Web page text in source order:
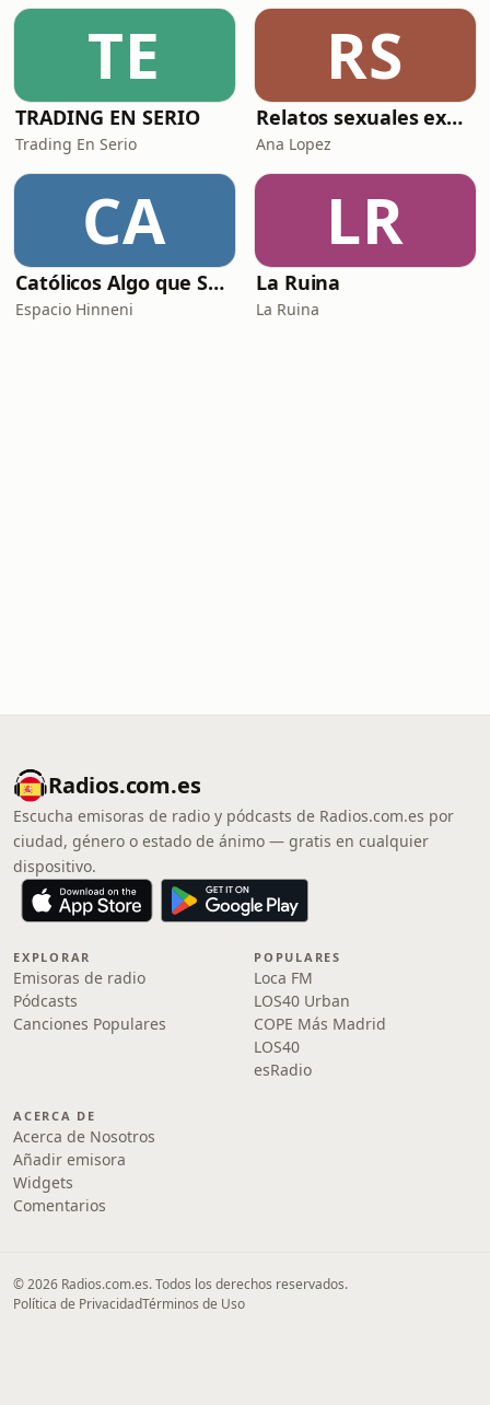
TE
TRADING EN SERIO
Trading En Serio
RS
Relatos sexuales explícitos
Ana Lopez
CA
Católicos Algo que Saber
Espacio Hinneni
LR
La Ruina
La Ruina
Radios.com.es
Escucha emisoras de radio y pódcasts de Radios.com.es por
ciudad, género o estado de ánimo — gratis en cualquier
dispositivo.
EXPLORAR
Emisoras de radio
Pódcasts
Canciones Populares
POPULARES
Loca FM
LOS40 Urban
COPE Más Madrid
LOS40
esRadio
ACERCA DE
Acerca de Nosotros
Añadir emisora
Widgets
Comentarios
© 2026 Radios.com.es. Todos los derechos reservados.
Política de PrivacidadTérminos de Uso